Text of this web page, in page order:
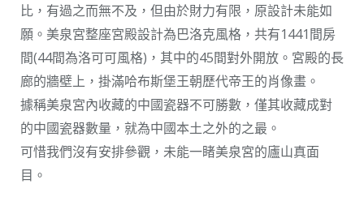
比，有過之而無不及，但由於財力有限，原設計未能如
願。美泉宮整座宮殿設計為巴洛克風格，共有1441間房
間(44間為洛可可風格)，其中的45間對外開放。宮殿的長
廊的牆壁上，掛滿哈布斯堡王朝歷代帝王的肖像畫。
據稱美泉宮內收藏的中國瓷器不可勝數，僅其收藏成對
的中國瓷器數量，就為中國本土之外的之最。
可惜我們沒有安排參觀，未能一睹美泉宮的廬山真面
目。